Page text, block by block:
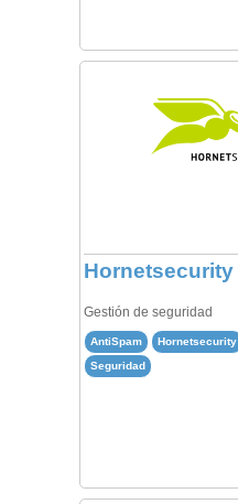
Hornetsecurity
Gestión de seguridad
AntiSpam Hornetsecurity
Seguridad